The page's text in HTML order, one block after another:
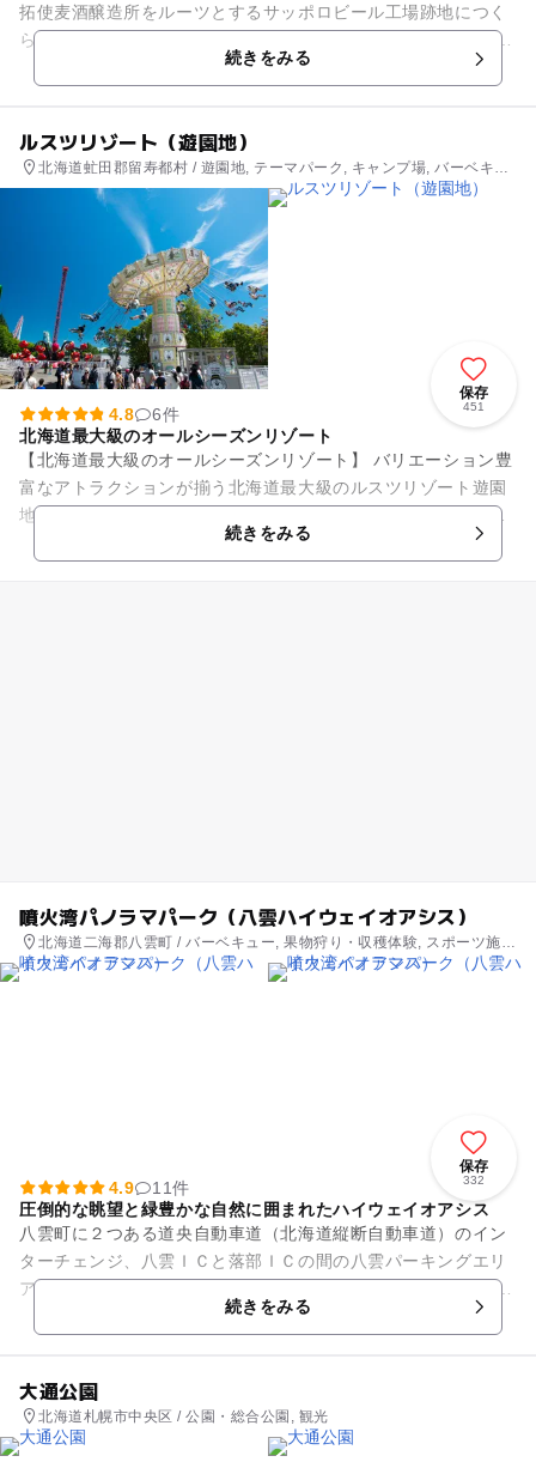
拓使麦酒醸造所をルーツとするサッポロビール工場跡地につく
られた大型複合商業施設です。 工場時代のレンガ建築や巨大ア
続きをみる
ルスツリゾート（遊園地）
北海道虻田郡留寿都村 / 遊園地, テーマパーク, キャンプ場, バーベキュ
ー, 自然景観
保存
451
4.8
6件
北海道最大級のオールシーズンリゾート
【北海道最大級のオールシーズンリゾート】 バリエーション豊
富なアトラクションが揃う北海道最大級のルスツリゾート遊園
地は、ジェットコースターなどの絶叫アトラクションから、小
さなお子様に人気のこど...続きをみる
噴火湾パノラマパーク（八雲ハイウェイオアシス）
北海道二海郡八雲町 / バーベキュー, 果物狩り・収穫体験, スポーツ施
設, 公園・総合公園
保存
332
4.9
11件
圧倒的な眺望と緑豊かな自然に囲まれたハイウェイオアシス
八雲町に２つある道央自動車道（北海道縦断自動車道）のイン
ターチェンジ、八雲ＩＣと落部ＩＣの間の八雲パーキングエリ
アに併設されている「噴火湾パノラマパーク」。 隣接する八雲
パーキングエリアととも...続きをみる
大通公園
北海道札幌市中央区 / 公園・総合公園, 観光